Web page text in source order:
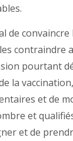
de
contraindre
pourtant
la
et de
et
et de